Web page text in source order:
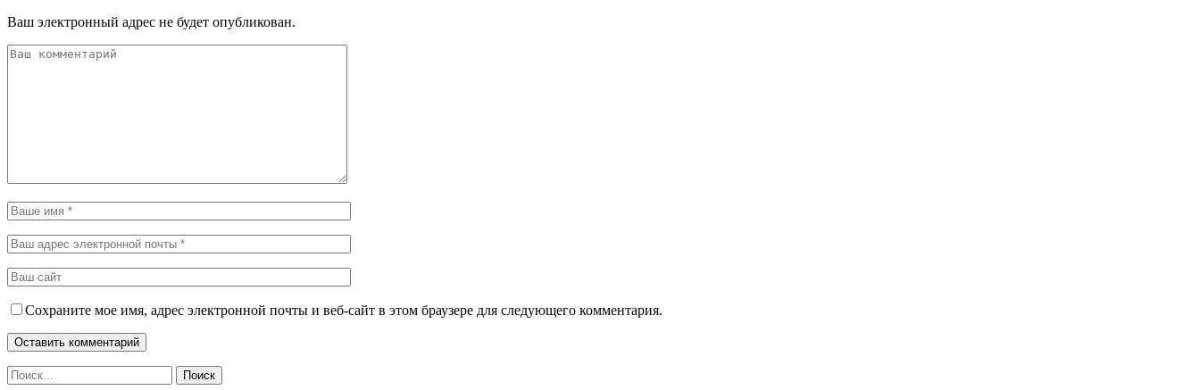
Ваш электронный адрес не будет опубликован.
Сохраните мое имя, адрес электронной почты и веб-сайт в этом браузере для следующего комментария.